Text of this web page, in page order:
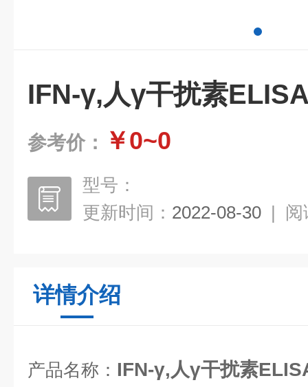
IFN-γ,人γ干扰素
参考价： ￥0~0
型号：
更新时间： 2022-08-30 | 阅
详情介绍
产品名称： IFN-γ,人γ干扰素